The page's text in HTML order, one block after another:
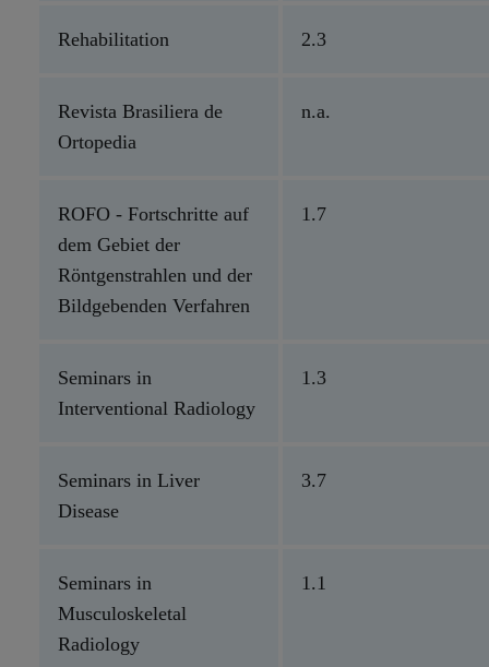
Rehabilitation 2.3
Revista Brasiliera de
Ortopedia
n.a.
ROFO - Fortschritte auf
dem Gebiet der
Röntgenstrahlen und der
Bildgebenden Verfahren
1.7
Seminars in
Interventional Radiology
1.3
Seminars in Liver
Disease
3.7
Seminars in
Musculoskeletal
Radiology
1.1